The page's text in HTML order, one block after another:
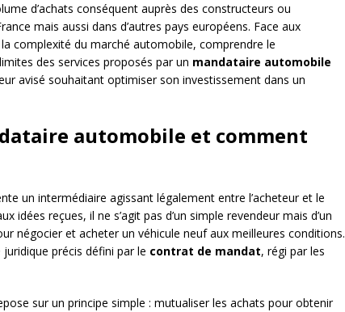
d’achats conséquent auprès des constructeurs ou
mais aussi dans d’autres pays européens. Face aux
complexité du marché automobile, comprendre le
des services proposés par un mandataire automobile
avisé souhaitant optimiser son investissement dans un
automobile et comment
un intermédiaire agissant légalement entre l’acheteur et le
idées reçues, il ne s’agit pas d’un simple revendeur mais d’un
négocier et acheter un véhicule neuf aux meilleures conditions.
précis défini par le contrat de mandat, régi par les
sur un principe simple : mutualiser les achats pour obtenir